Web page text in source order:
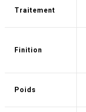
Traitement
Finition
Poids